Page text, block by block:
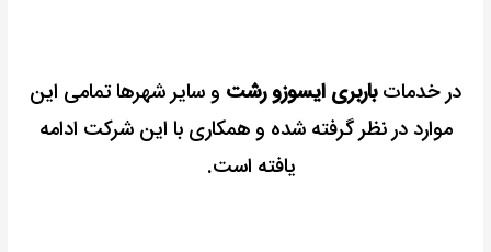
در خدماتباربری ایسوزو رشت و سایر شهرها تمامی این
موارد در نظر گرفته شده و همکاری با این شرکت ادامه
یافته است.